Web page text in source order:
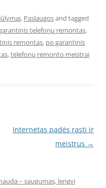
, Paslaugosand tagged
telefonų remontas,
remontas, po garantinis
,telefonų remonto meistrai
Internetas padės rasti ir
meistrus →
– saugumas, lengvi